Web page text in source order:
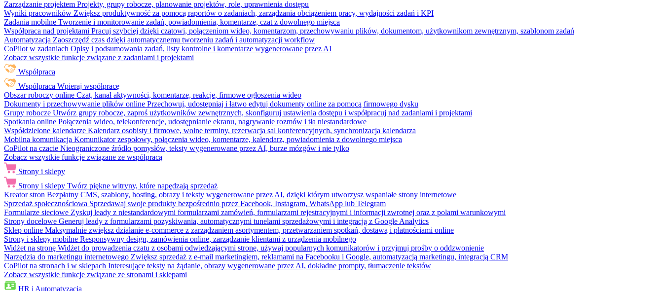
Zarządzanie projektem Projekty, grupy robocze, planowanie projektów, role, uprawnienia dostępu
Wyniki pracowników Zwiększ produktywność za pomocą raportów o zadaniach, zarządzania obciążeniem pracy, wydajności zadań i KPI
Zadania mobilne Tworzenie i monitorowanie zadań, powiadomienia, komentarze, czat z dowolnego miejsca
Współpraca nad projektami Pracuj szybciej dzięki czatowi, połączeniom wideo, komentarzom, przechowywaniu plików, dokumentom, użytkownikom zewnętrznym, szablonom zadań
Automatyzacja Zaoszczędź czas dzięki automatycznemu tworzeniu zadań i automatyzacji workflow
CoPilot w zadaniach Opisy i podsumowania zadań, listy kontrolne i komentarze wygenerowane przez AI
Zobacz wszystkie funkcje związane z zadaniami i projektami
Współpraca
Współpraca Wpieraj współpracę
Obszar roboczy online Czat, kanał aktywności, komentarze, reakcje, firmowe ogłoszenia wideo
Dokumenty i przechowywanie plików online Przechowuj, udostępniaj i łatwo edytuj dokumenty online za pomocą firmowego dysku
Grupy robocze Utwórz grupy robocze, zaproś użytkowników zewnętrznych, skonfiguruj ustawienia dostępu i współpracuj nad zadaniami i projektami
Spotkania online Połączenia wideo, telekonferencje, udostępnianie ekranu, nagrywanie rozmów i tła niestandardowe
Współdzielone kalendarze Kalendarz osobisty i firmowe, wolne terminy, rezerwacja sal konferencyjnych, synchronizacja kalendarza
Mobilna komunikacja Komunikator zespołowy, połączenia wideo, komentarze, kalendarz, powiadomienia z dowolnego miejsca
CoPilot na czacie Nieograniczone źródło pomysłów, teksty wygenerowane przez AI, burze mózgów i nie tylko
Zobacz wszystkie funkcje związane ze współpracą
Strony i sklepy
Strony i sklepy Twórz piękne witryny, które napędzają sprzedaż
Kreator stron Bezpłatny CMS, szablony, hosting, obrazy i teksty wygenerowane przez AI, dzięki którym utworzysz wspaniałe strony internetowe
Sprzedaż społecznościowa Sprzedawaj swoje produkty bezpośrednio przez Facebook, Instagram, WhatsApp lub Telegram
Formularze sieciowe Zyskuj leady z niestandardowymi formularzami zamówień, formularzami rejestracyjnymi i informacji zwrotnej oraz z polami warunkowymi
Strony docelowe Generuj leady z formularzami pozyskiwania, automatycznymi tunelami sprzedażowymi i integracją z Google Analytics
Sklep online Maksymalnie zwiększ działanie e-commerce z zarządzaniem asortymentem, przetwarzaniem spotkań, dostawą i płatnościami online
Strony i sklepy mobilne Responsywny design, zamówienia online, zarządzanie klientami z urządzenia mobilnego
Widżet na stronę Widżet do prowadzenia czatu z osobami odwiedzającymi stronę, używaj popularnych komunikatorów i przyjmuj prośby o oddzwonienie
Narzędzia do marketingu internetowego Zwiększ sprzedaż z e-mail marketingiem, reklamami na Facebooku i Google, automatyzacją marketingu, integracją CRM
CoPilot na stronach i w sklepach Interesujące teksty na żądanie, obrazy wygenerowane przez AI, dokładne prompty, tłumaczenie tekstów
Zobacz wszystkie funkcje związane ze stronami i sklepami
HR i Automatyzacja